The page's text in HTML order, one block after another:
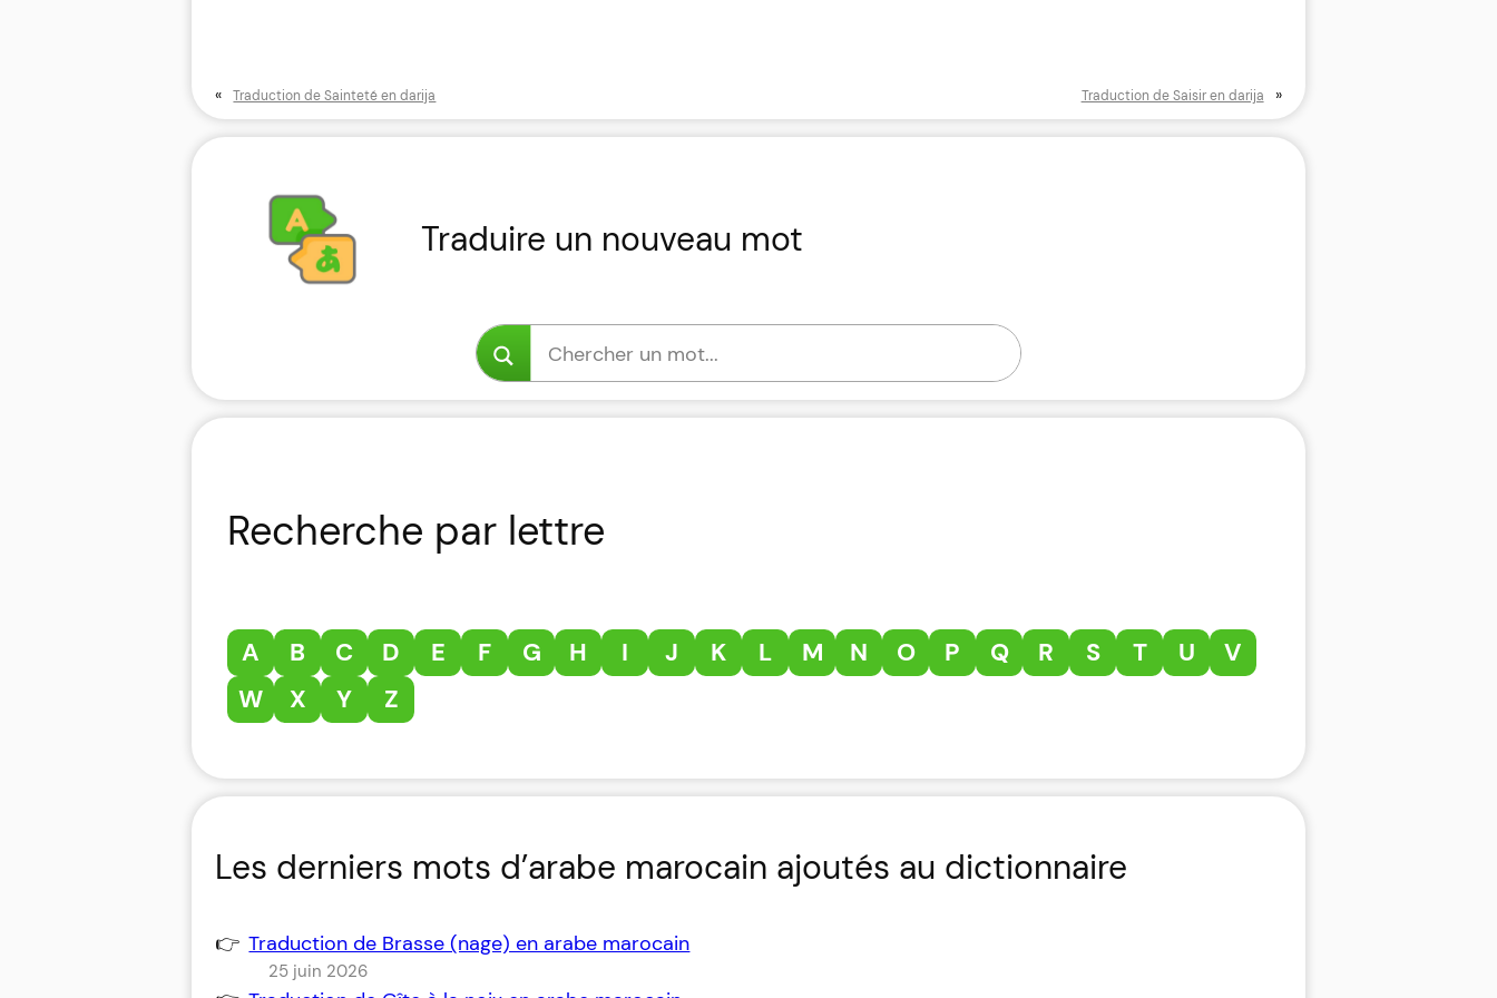
« Traduction de Sainteté en darija Traduction de Saisir en darija »
Traduire un nouveau mot
Recherche par lettre
A B C D E F G H I J K L M N O P Q R S T U
V
W
X Y Z
Les derniers mots d’arabe marocain ajoutés au dictionnaire
Traduction de Brasse (nage) en arabe marocain
25 juin 2026